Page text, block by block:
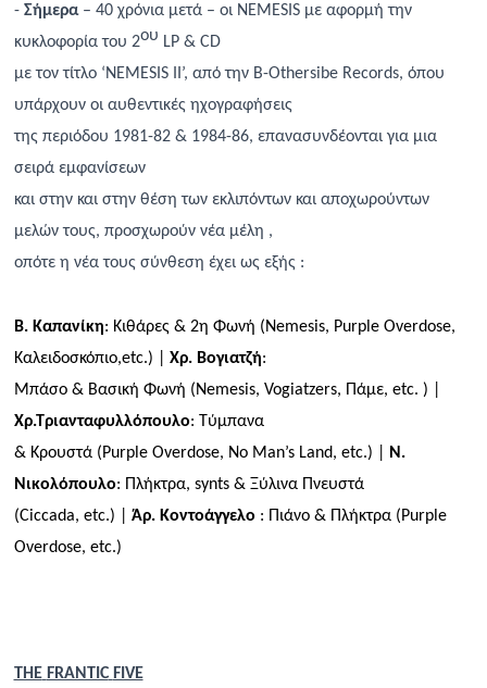
- Σήμερα– 40 χρόνια μετά – οι NEMESISμε αφορμή την
κυκλοφορία του 2ου LP& CD
με τον τίτλο ‘NEMESIS ’, από την B-Othersibe Records, όπου
υπάρχουν οι αυθεντικές ηχογραφήσεις
της περιόδου 1981-82 & 1984-86, επανασυνδέονται για μια
σειρά εμφανίσεων
και στην και στην θέση των εκλιπόντων και αποχωρούντων
μελών τους, προσχωρούν νέα μέλη ,
οπότε η νέα τους σύνθεση έχει ως εξής :
Β. Καπανίκη: Κιθάρες & 2η Φωνή (Nemesis, Purple Overdose,
Καλειδοσκόπιο,etc.) | Χρ. Βογιατζή:
Μπάσο & Βασική Φωνή (Nemesis, Vogiatzers, Πάμε, etc. ) |
Χρ.Τριανταφυλλόπουλο: Τύμπανα
& Κρουστά (Purple Overdose, No Man’s Land, etc.) |
Ν.
Νικολόπουλο: Πλήκτρα, synts& Ξύλινα Πνευστά
(Ciccada, etc.) | Άρ. Κοντοάγγελο : Πιάνο & Πλήκτρα (Purple
Overdose, etc.)
THE FRANTIC FIVE